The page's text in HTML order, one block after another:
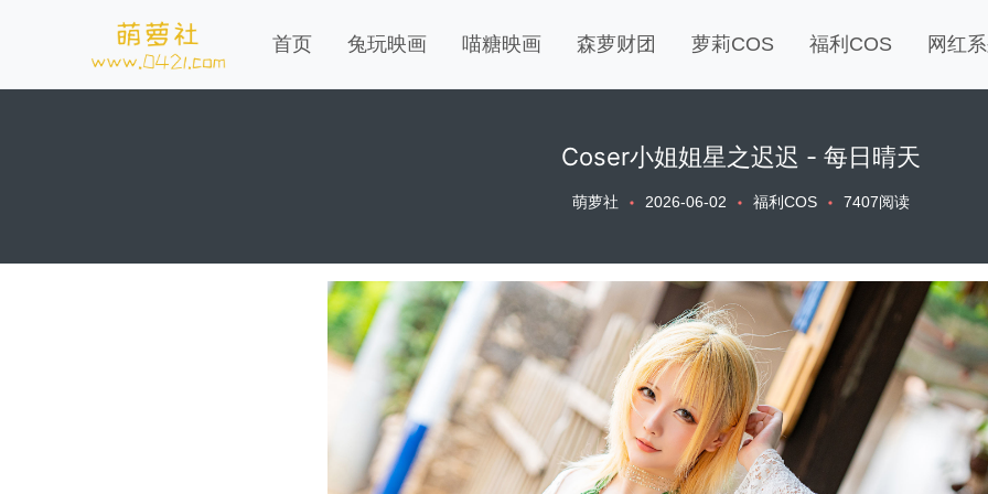
首页 兔玩映画 喵糖映画 森萝财团 萝莉COS 福利COS 网红
Coser小姐姐星之迟迟 - 每日晴天
萌萝社 2026-06-02 福利COS 7407阅读